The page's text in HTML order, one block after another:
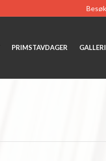
PRIMSTAVDAGER GALLERI